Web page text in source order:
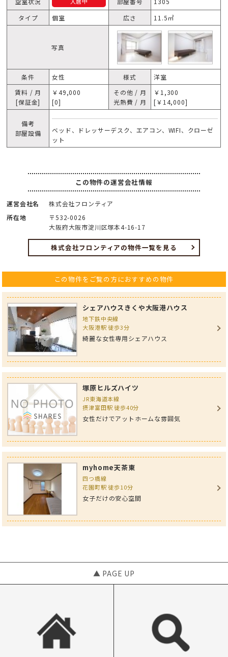
タイプ
個室 広さ 11.5㎡
写真
条件 女性 様式
洋室
賃料 / 月
[保証金]
￥49,000
[0]
その他 / 月
光熱費 / 月
￥1,300
[￥14,000]
備考
部屋設備
ベッド、ドレッサーデスク、エアコン、WIFI、クローゼ
ット
この物件の運営会社情報
運営会社名
株式会社フロンティア
所在地
〒532-0026
大阪府大阪市淀川区塚本4-16-17
株式会社フロンティアの物件一覧を見る
この物件をご覧の方におすすめの物件
シェアハウスきくや大阪港ハウス
地下鉄中央線
大阪港駅 徒歩3分
綺麗な女性専用シェアハウス
塚原ヒルズハイツ
JR東海道本線
摂津富田駅 徒歩40分
女性だけでアットホームな雰囲気
myhome天茶東
四つ橋線
花園町駅 徒歩10分
女子だけの安心空間
▲ PAGE UP